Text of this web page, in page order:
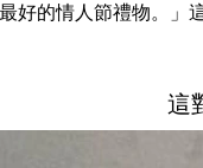
好的情人節禮物。」
這